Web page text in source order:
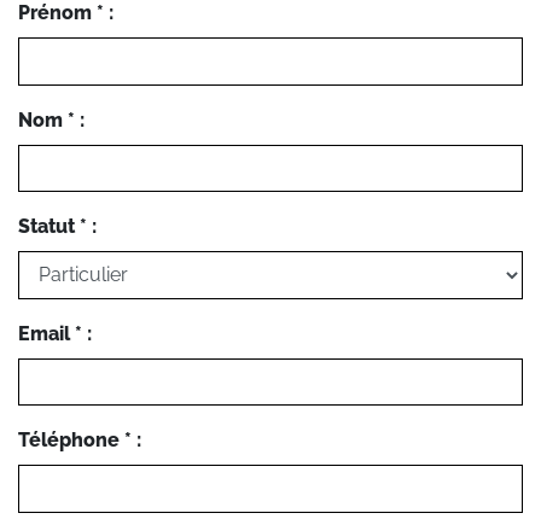
Prénom * :
Nom * :
Statut * :
Email * :
Téléphone * :